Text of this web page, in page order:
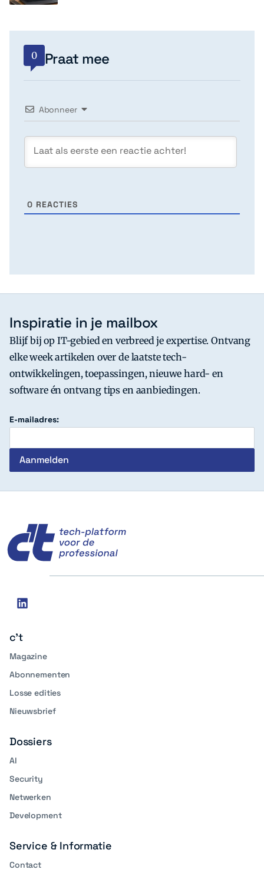
0 Praat mee
Abonneer
0 REACTIES
Inspiratie in je mailbox
Blijf bij op IT-gebied en verbreed je expertise. Ontvang
elke week artikelen over de laatste tech-
ontwikkelingen, toepassingen, nieuwe hard- en
software én ontvang tips en aanbiedingen.
E-mailadres:
Social
linkedin
c't
Magazine
Abonnementen
Losse edities
Nieuwsbrief
Dossiers
AI
Security
Netwerken
Development
Service & Informatie
Contact